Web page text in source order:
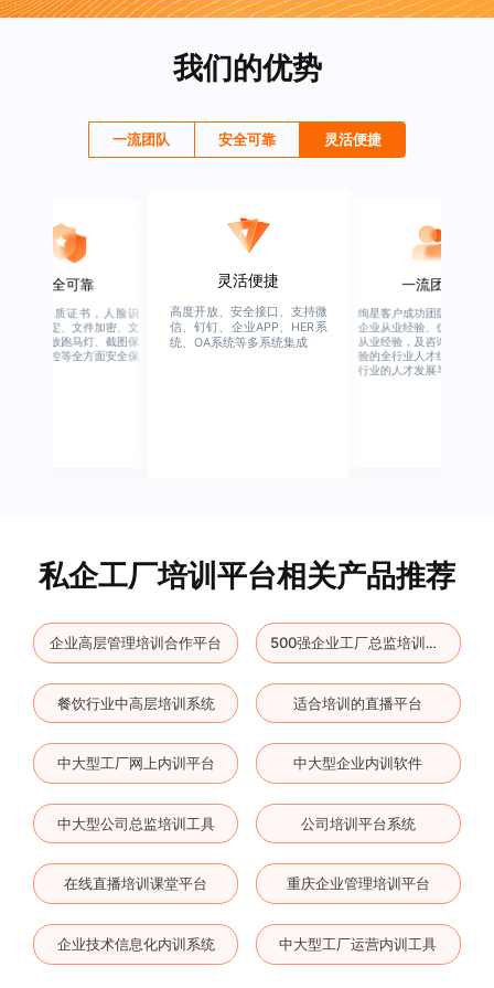
我们的优势
一流团队 安全可靠 灵活便捷
安全可靠
业权威资质证书，人脸识
、设备绑定、文件加密、文
水印、播放跑马灯、截图保
、权限管控等全方面安全保
灵活便捷
高度开放、安全接口、支持微
信、钉钉、企业APP、HER系
统、OA系统等多系统集成
一流团队
绚星客户成功团队，由有多
企业从业经验、优秀培训机
从业经验，及咨询公司从业
验的全行业人才组成，涉猎
行业的人才发展与培养模块
私企工厂培训平台相关产品推荐
企业高层管理培训合作平台 500强企业工厂总监培训云平台
餐饮行业中高层培训系统 适合培训的直播平台
中大型工厂网上内训平台 中大型企业内训软件
中大型公司总监培训工具 公司培训平台系统
在线直播培训课堂平台 重庆企业管理培训平台
企业技术信息化内训系统 中大型工厂运营内训工具